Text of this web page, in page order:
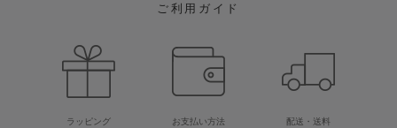
ご利用ガイド
ラッピング
お支払い方法
配送・送料